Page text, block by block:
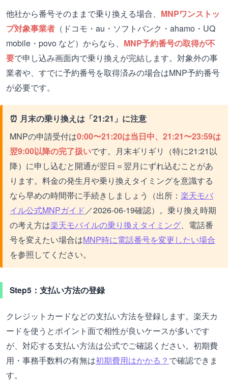
他社から番号そのままで乗り換える場合、 MNPワンストッ
プ対象事業者 （ドコモ・au・ソフトバンク・ahamo・UQ
mobile・povo など）からなら、 MNP予約番号の取得が不
要で申し込み画面内で乗り換えが完結します。対象外の事
業者や、すでに予約番号を取得済みの場合はMNP予約番号
が必要です。
⏰ 月末の乗り換えは「21:21」に注意
MNPの申請受付は0:00〜21:20は当日中、21:21〜23:59は
翌9:00以降の完了扱いです。月末ギリギリ（特に21:21以
降）に申し込むと開通が翌日＝翌月にずれ込むことがあ
ります。料金の発生月や乗り換えタイミングを意識する
なら早めの時間帯に手続きしましょう（出所： 楽天モバ
イル公式MNPガイド ／2026-06-19確認）。乗り換え時期
の考え方は楽天モバイルの乗り換えタイミング、電話番
号を変えたい場合はMNP時に電話番号を変更したい場合
を参照してください。
Step5：支払い方法の登録
クレジットカードなどの支払い方法を登録します。楽天カ
ードを使うとポイント面で相性が良いケースが多いです
が、対応する支払い方法は公式でご確認ください。初期費
用・事務手数料の有無は初期費用はかかる？ で確認できま
す。